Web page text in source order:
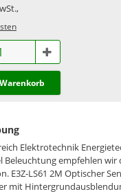
Elektrotechnik
Beleuchtung empfehlen wir
E3Z-LS61 2M Optischer
mit